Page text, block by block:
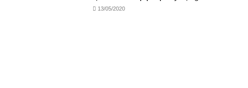
13/05/2020